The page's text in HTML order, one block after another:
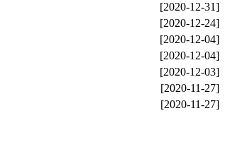
[2020-12-31]
[2020-12-24]
[2020-12-04]
[2020-12-04]
[2020-12-03]
[2020-11-27]
[2020-11-27]